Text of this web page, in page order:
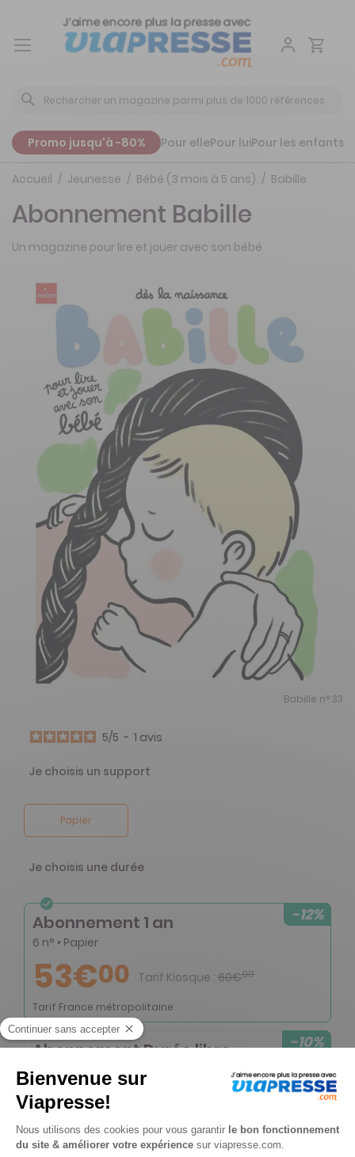
Aller
Promo jusqu'à -80% Pour ellePour luiPour les enfants
Accueil Jeunesse Bébé (3 mois à 5 ans) Babille
Babille n° 33
Abonnement Babille
Un magazine pour lire et jouer avec son bébé
5/5 - 1 avis
Je choisis un support
Papier
Je choisis une durée
-12%
Abonnement 1 an
6 n° • Papier
53€00 Tarif Kiosque : 60€00
Tarif France métropolitaine
-10%
Abonnement Durée libre
Papier
9€00
Prix par n°
Tarif France métropolitaine